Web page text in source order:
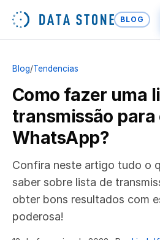
BLOG
Blog/Tendencias
Como fazer uma
transmissão para
WhatsApp?
Confira neste artigo tudo o
saber sobre lista de
obter bons resultados com
poderosa!